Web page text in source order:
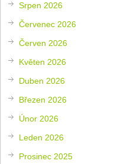
Srpen 2026
Červenec 2026
Červen 2026
Květen 2026
Duben 2026
Březen 2026
Únor 2026
Leden 2026
Prosinec 2025